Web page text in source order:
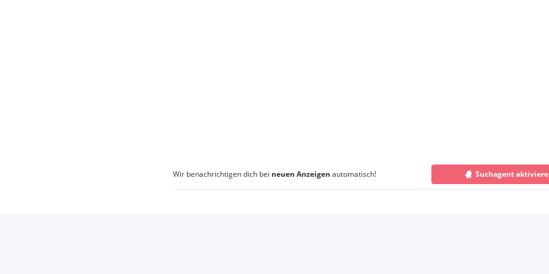
Wir benachrichtigen dich bei neuen Anzeigen automatisch! Suchagent